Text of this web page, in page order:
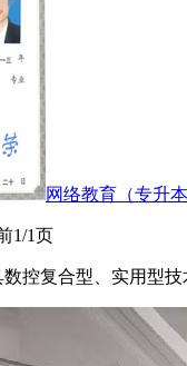
网络教育（专升
1/1页
控复合型、实用型技